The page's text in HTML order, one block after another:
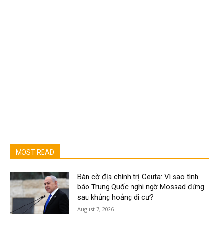
MOST READ
Bàn cờ địa chính trị Ceuta: Vì sao tình
báo Trung Quốc nghi ngờ Mossad đứng
sau khủng hoảng di cư?
August 7, 2026